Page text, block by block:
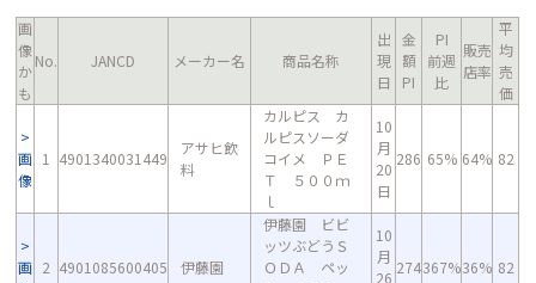
画
像
か
も
No. JANCD メーカー名 商品名称
出
現
日
金
額
PI
PI
前週
比
販売
店率
平
均
売
価
画
像
1 4901340031449
アサヒ飲
料
カルピス カ
ルピスソーダ
コイメ ＰＥ
Ｔ ５００ｍ
ｌ
10
月
20
日
286 65% 64% 82
画 2 4901085600405 伊藤園
伊藤園 ビビ
ッツぶどうＳ
ＯＤＡ ペッ
10
月
26
274367%36% 82